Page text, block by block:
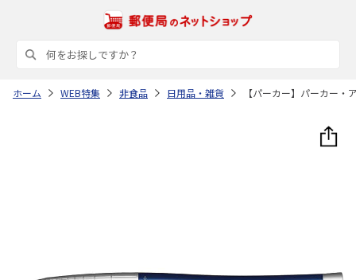
ホーム WEB特集 非食品 日用品・雑貨 【パーカー】パーカー